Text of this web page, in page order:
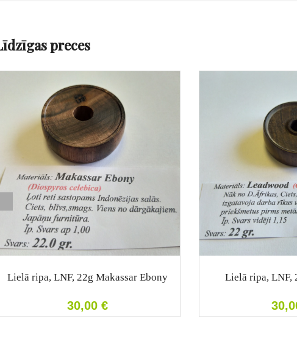
preces
Lielā ripa, LNF, 22g Makassar Ebony
30,00 €
Lielā ripa, LNF,